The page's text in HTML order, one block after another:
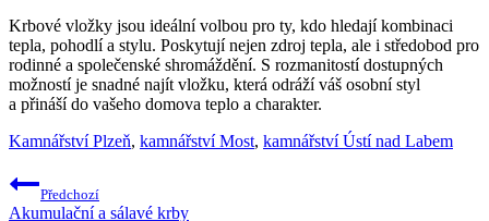
Krbové vložky jsou ideální volbou pro ty, kdo hledají kombinaci
tepla, pohodlí a stylu. Poskytují nejen zdroj tepla, ale i středobod pro
rodinné a společenské shromáždění. S rozmanitostí dostupných
možností je snadné najít vložku, která odráží váš osobní styl
a přináší do vašeho domova teplo a charakter.
Kamnářství Plzeň, kamnářství Most, kamnářství Ústí nad Labem
Navigace
pro
Předchozí
Akumulační a sálavé krby